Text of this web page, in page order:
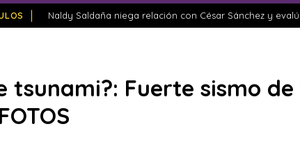
Naldy Saldaña niega relación con César Sánchez y
tsunami?: Fuerte sismo